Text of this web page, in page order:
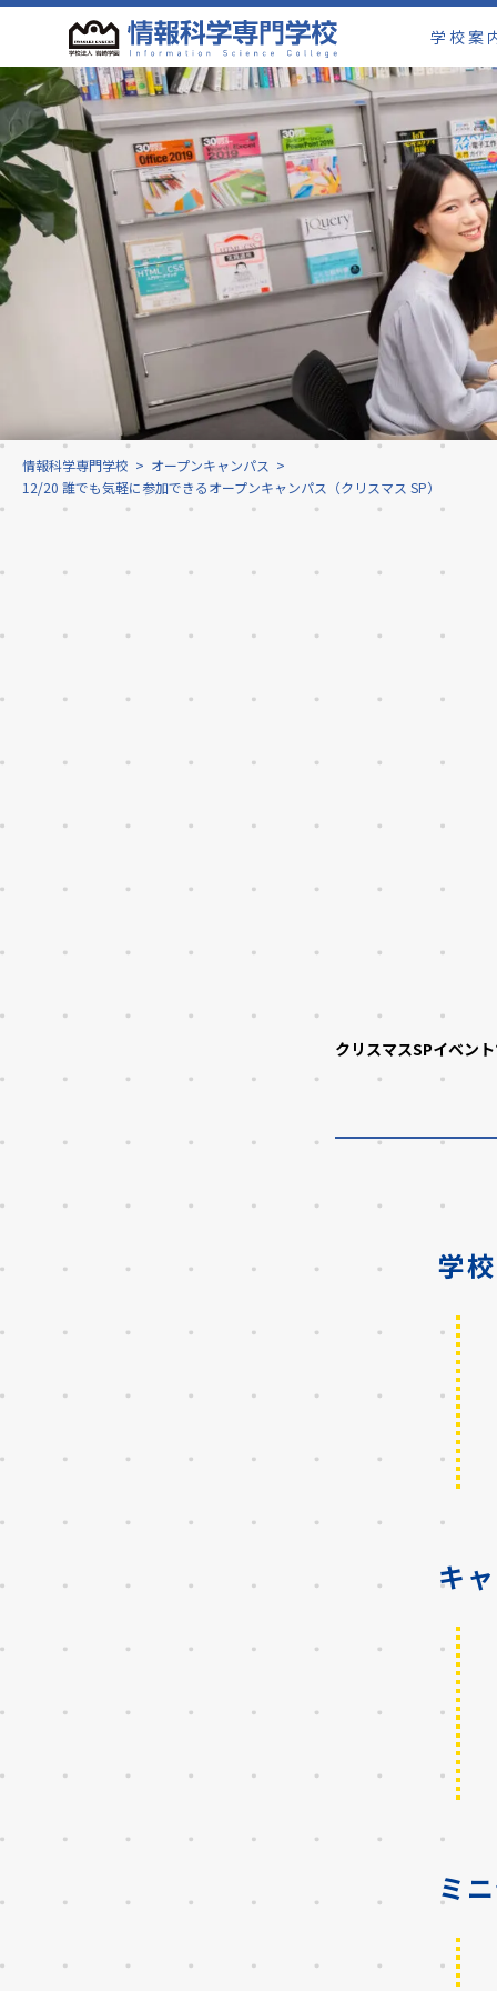
学校案
情報科学専門学校 > オープンキャンパス >
12/20 誰でも気軽に参加できるオープンキャンパス（クリスマス SP）
クリスマスSPイベン
学
キ
ミ